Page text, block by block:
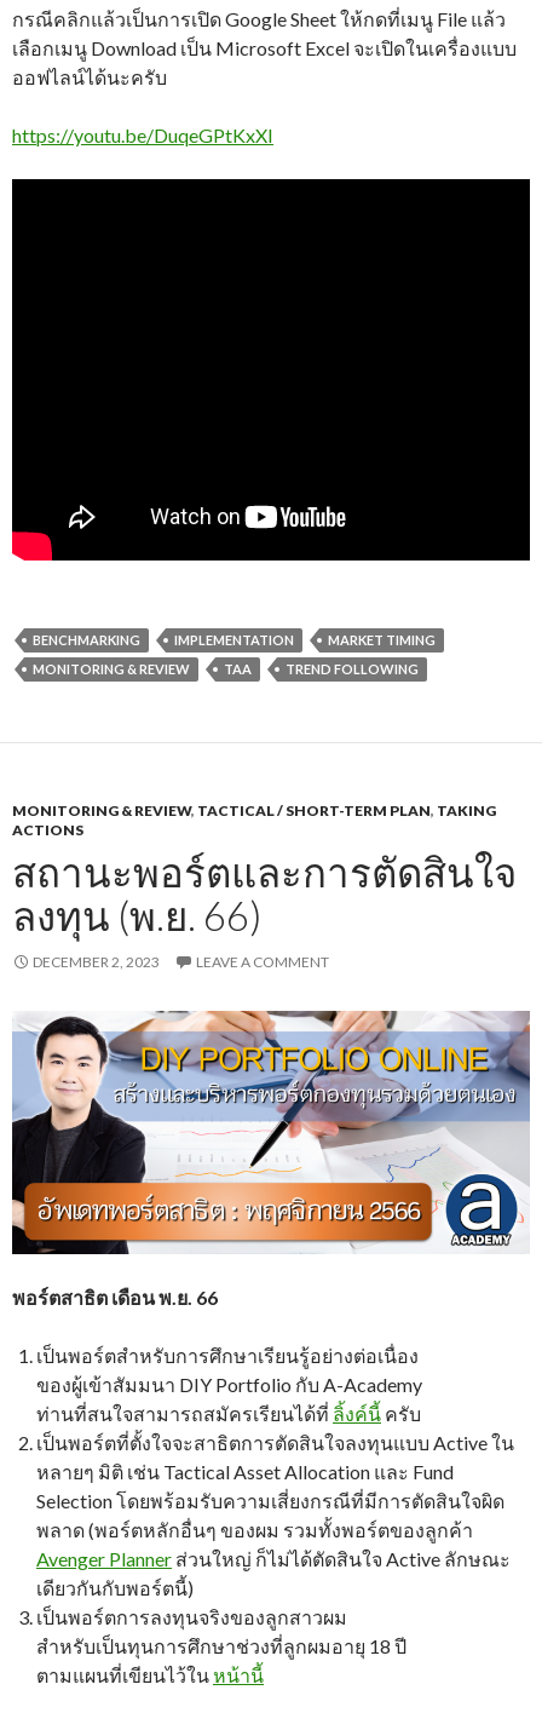
กรณีคลิกแล้วเป็นการเปิด Google Sheet ให้กดที่เมนู File แล้ว
เลือกเมนู Download เป็น Microsoft Excel จะเปิดในเครื่องแบบ
ออฟไลน์ได้นะครับ
https://youtu.be/DuqeGPtKxXI
BENCHMARKING IMPLEMENTATION
MARKET TIMING
MONITORING & REVIEW
TAA TREND FOLLOWING
MONITORING & REVIEW, TACTICAL / SHORT-TERM PLAN, TAKING
ACTIONS
สถานะพอร์ตและการตัดสินใจ
ลงทุน (พ.ย. 66)
DECEMBER 2, 2023 LEAVE A COMMENT
พอร์ตสาธิต เดือน พ.ย. 66
เป็นพอร์ตสำหรับการศึกษาเรียนรู้อย่างต่อเนื่อง
ของผู้เข้าสัมมนา DIY Portfolio กับ A-Academy
ท่านที่สนใจสามารถสมัครเรียนได้ที่ ลิ้งค์นี้ ครับ
เป็นพอร์ตที่ตั้งใจจะสาธิตการตัดสินใจลงทุนแบบ Active ใน
หลายๆ มิติ เช่น Tactical Asset Allocation และ Fund
Selection โดยพร้อมรับความเสี่ยงกรณีที่มีการตัดสินใจผิด
พลาด (พอร์ตหลักอื่นๆ ของผม รวมทั้งพอร์ตของลูกค้า
Avenger Planner ส่วนใหญ่ ก็ไม่ได้ตัดสินใจ Active ลักษณะ
เดียวกันกับพอร์ตนี้)
เป็นพอร์ตการลงทุนจริงของลูกสาวผม
สำหรับเป็นทุนการศึกษาช่วงที่ลูกผมอายุ 18 ปี
ตามแผนที่เขียนไว้ในหน้านี้